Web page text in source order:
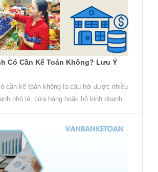
Có Cần Kế Toán Không? Lưu Ý
cần kế toán không là câu hỏi được nhiều
nhỏ lẻ, cửa hàng hoặc hộ kinh doanh...